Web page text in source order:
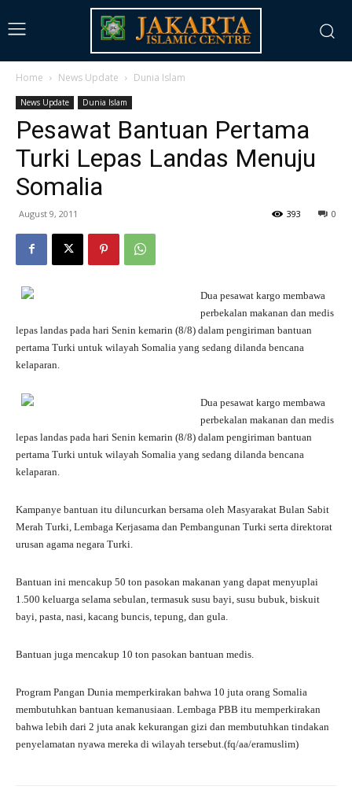
Home News Update Dunia Islam
News Update Dunia Islam
Pesawat Bantuan Pertama
Turki Lepas Landas Menuju
Somalia
August 9, 2011 0
393
Dua pesawat kargo membawa
perbekalan makanan dan medis
lepas landas pada hari Senin kemarin (8/8) dalam pengiriman bantuan
pertama Turki untuk wilayah Somalia yang sedang dilanda bencana
kelaparan.
Dua pesawat kargo membawa
perbekalan makanan dan medis
lepas landas pada hari Senin kemarin (8/8) dalam pengiriman bantuan
pertama Turki untuk wilayah Somalia yang sedang dilanda bencana
kelaparan.
Kampanye bantuan itu diluncurkan bersama oleh Masyarakat Bulan Sabit
Merah Turki, Lembaga Kerjasama dan Pembangunan Turki serta direktorat
urusan agama negara Turki.
Bantuan ini mencakup 50 ton pasokan makanan yang dapat menyuplai
1.500 keluarga selama sebulan, termasuk susu bayi, susu bubuk, biskuit
bayi, pasta, nasi, kacang buncis, tepung, dan gula.
Bantuan juga mencakup 10 ton pasokan bantuan medis.
Program Pangan Dunia memperkirakan bahwa 10 juta orang Somalia
membutuhkan bantuan kemanusiaan. Lembaga PBB itu memperkirakan
bahwa lebih dari 2 juta anak kekurangan gizi dan membutuhkan tindakan
penyelamatan nyawa mereka di wilayah tersebut.(fq/aa/eramuslim)